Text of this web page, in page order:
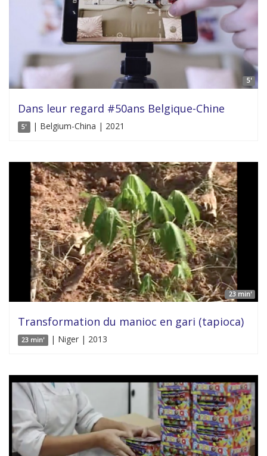
5'
Dans leur regard #50ans Belgique-Chine
5' | Belgium-China | 2021
23 min'
Transformation du manioc en gari (tapioca)
23 min' | Niger | 2013